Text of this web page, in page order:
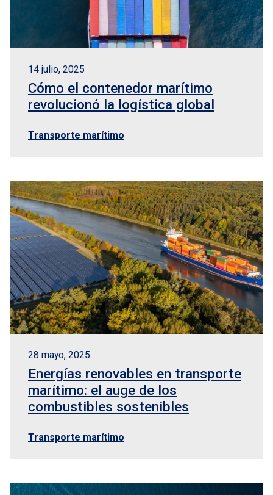
14 julio, 2025
Cómo el contenedor marítimo
revolucionó la logística global
Transporte marítimo
28 mayo, 2025
Energías renovables en transporte
marítimo: el auge de los
combustibles sostenibles
Transporte marítimo